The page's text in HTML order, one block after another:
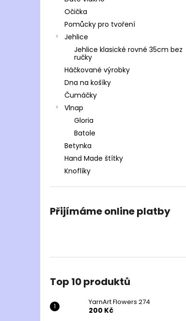
Očička
Pomůcky pro tvoření
Jehlice
Jehlice klasické rovné 35cm bez
ručky
Háčkované výrobky
Dna na košíky
Čumáčky
Vlnap
Gloria
Batole
Betynka
Hand Made štítky
Knoflíky
Přijímáme online platby
Top 10 produktů
YarnArt Flowers 274
200 Kč